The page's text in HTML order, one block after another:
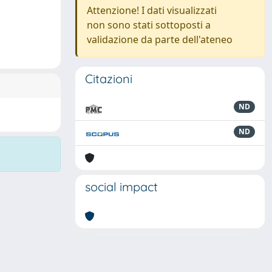
Attenzione! I dati visualizzati
non sono stati sottoposti a
validazione da parte dell'ateneo
Citazioni
ND
ND
social impact